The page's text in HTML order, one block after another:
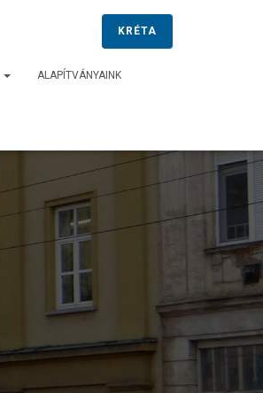
KRÉTA
ALAPÍTVÁNYAINK